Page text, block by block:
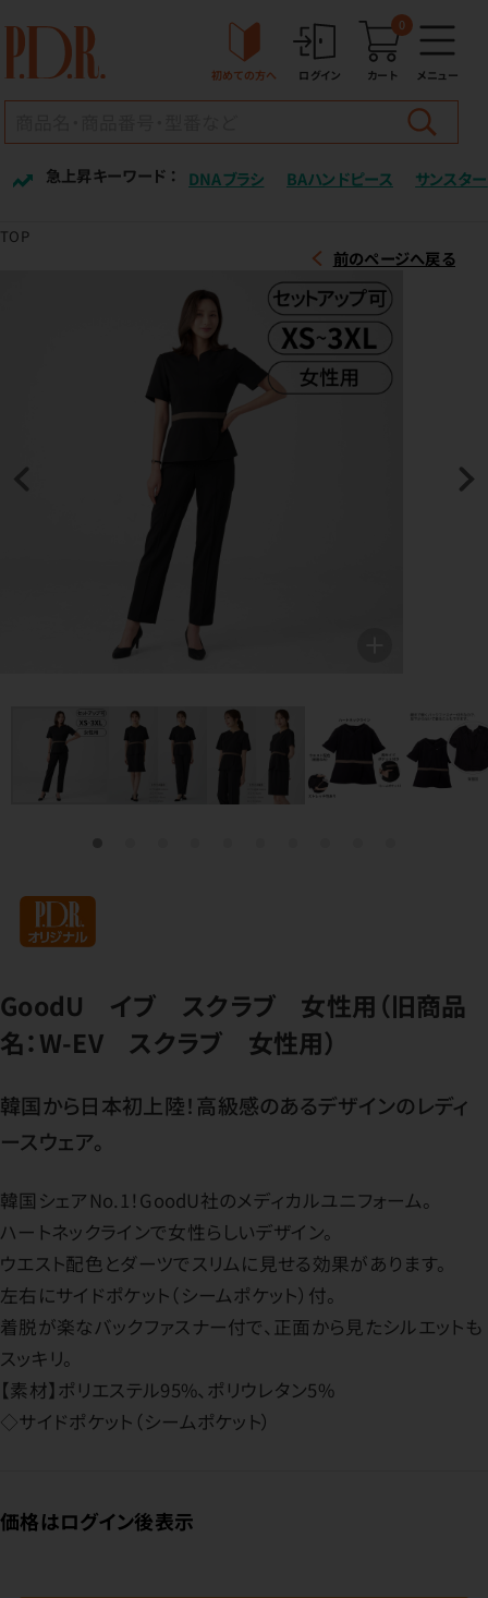
初めての方へ ログイン カート
0
メニュー
急上昇キーワード ： DNAブラシ BAハンドピース サンスター
TOP
前のページへ戻る
GoodU イブ スクラブ 女性用（旧商品
名：W-EV スクラブ 女性用）
韓国から日本初上陸！高級感のあるデザインのレディ
ースウェア。
韓国シェアNo.1！GoodU社のメディカルユニフォーム。
ハートネックラインで女性らしいデザイン。
ウエスト配色とダーツでスリムに見せる効果があります。
左右にサイドポケット（シームポケット）付。
着脱が楽なバックファスナー付で、正面から見たシルエットも
スッキリ。
【素材】ポリエステル95%、ポリウレタン5%
◇サイドポケット（シームポケット）
価格はログイン後表示